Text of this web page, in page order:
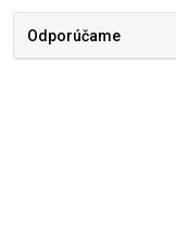
Odporúčame